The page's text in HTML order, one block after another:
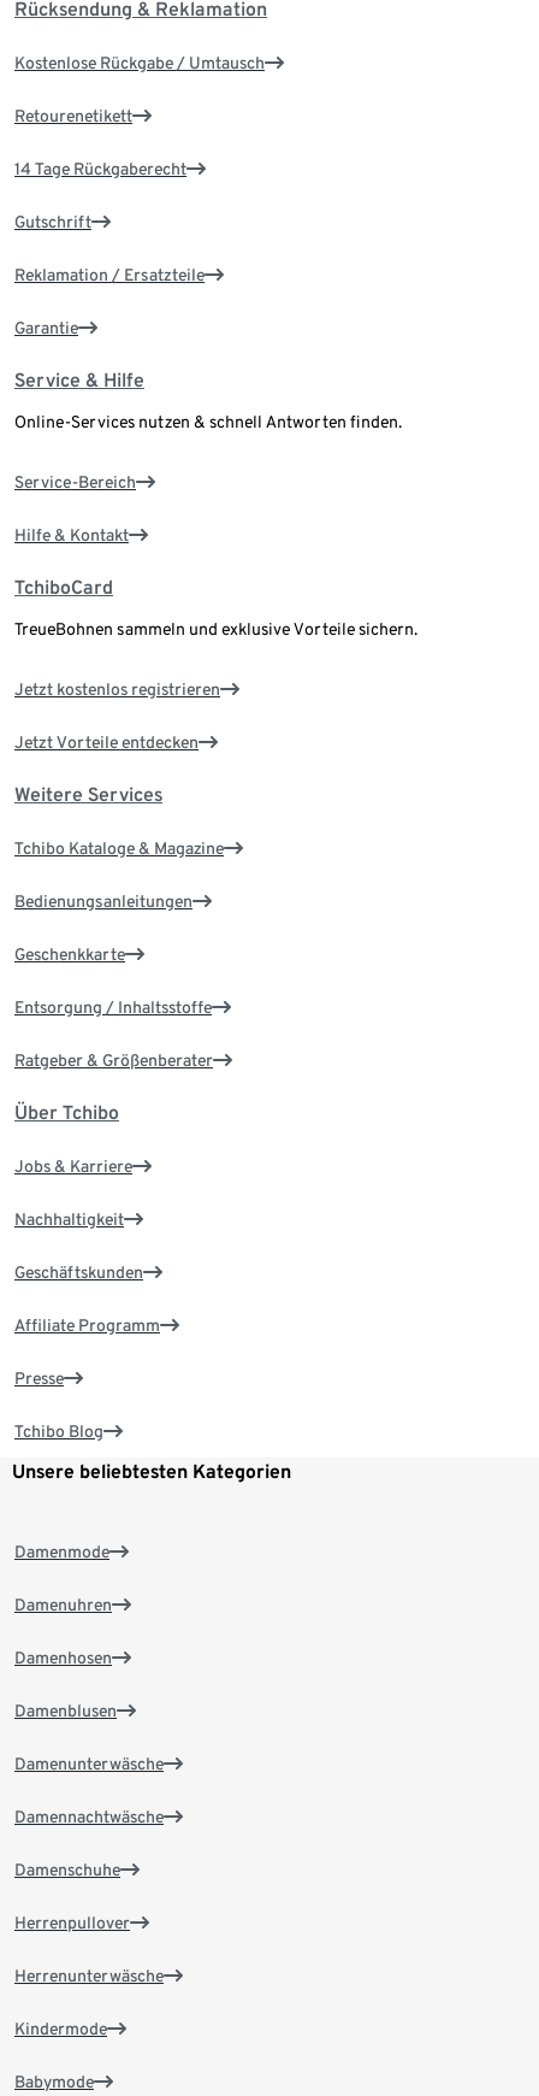
Rücksendung & Reklamation
Kostenlose Rückgabe / Umtausch
Retourenetikett
14 Tage Rückgaberecht
Gutschrift
Reklamation / Ersatzteile
Garantie
Service & Hilfe
Online-Services nutzen & schnell Antworten finden.
Service-Bereich
Hilfe & Kontakt
TchiboCard
TreueBohnen sammeln und exklusive Vorteile sichern.
Jetzt kostenlos registrieren
Jetzt Vorteile entdecken
Weitere Services
Tchibo Kataloge & Magazine
Bedienungsanleitungen
Geschenkkarte
Entsorgung / Inhaltsstoffe
Ratgeber & Größenberater
Über Tchibo
Jobs & Karriere
Nachhaltigkeit
Geschäftskunden
Affiliate Programm
Presse
Tchibo Blog
Unsere beliebtesten Kategorien
Damenmode
Damenuhren
Damenhosen
Damenblusen
Damenunterwäsche
Damennachtwäsche
Damenschuhe
Herrenpullover
Herrenunterwäsche
Kindermode
Babymode